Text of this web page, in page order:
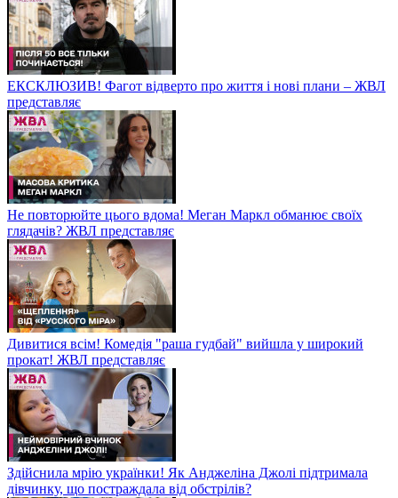
ЕКСКЛЮЗИВ! Фагот відверто про життя і нові плани – ЖВЛ
представляє
Не повторюйте цього вдома! Меган Маркл обманює своїх
глядачів? ЖВЛ представляє
Дивитися всім! Комедія "раша гудбай" вийшла у широкий
прокат! ЖВЛ представляє
Здійснила мрію українки! Як Анджеліна Джолі підтримала
дівчинку, що постраждала від обстрілів?